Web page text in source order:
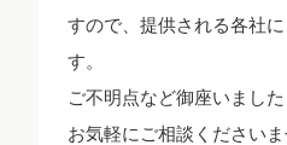
すので、提供される各社
す。
ご不明点など御座いまし
お気軽にご相談くださいま